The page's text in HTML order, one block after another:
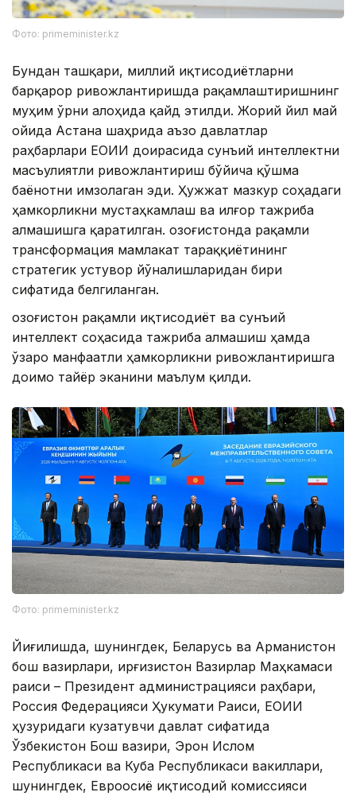
Фото: primeminister.kz
Бундан ташқари, миллий иқтисодиётларни
барқарор ривожлантиришда рақамлаштиришнинг
муҳим ўрни алоҳида қайд этилди. Жорий йил май
ойида Астана шаҳрида аъзо давлатлар
раҳбарлари ЕОИИ доирасида сунъий интеллектни
масъулиятли ривожлантириш бўйича қўшма
баёнотни имзолаган эди. Ҳужжат мазкур соҳадаги
ҳамкорликни мустаҳкамлаш ва илғор тажриба
алмашишга қаратилган. Қозоғистонда рақамли
трансформация мамлакат тараққиётининг
стратегик устувор йўналишларидан бири
сифатида белгиланган.
Қозоғистон рақамли иқтисодиёт ва сунъий
интеллект соҳасида тажриба алмашиш ҳамда
ўзаро манфаатли ҳамкорликни ривожлантиришга
доимо тайёр эканини маълум қилди.
Фото: primeminister.kz
Йиғилишда, шунингдек, Беларусь ва Арманистон
бош вазирлари, Қирғизистон Вазирлар Маҳкамаси
раиси – Президент администрацияси раҳбари,
Россия Федерацияси Ҳукумати Раиси, ЕОИИ
ҳузуридаги кузатувчи давлат сифатида
Ўзбекистон Бош вазири, Эрон Ислом
Республикаси ва Куба Республикаси вакиллари,
шунингдек, Евроосиё иқтисодий комиссияси